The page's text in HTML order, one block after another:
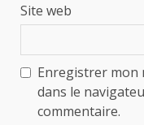
Site web
Enregistrer mon
dans le
commentaire.